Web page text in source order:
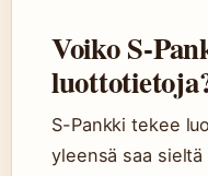
Voiko S-
S-Pankki tekee
yleensä saa sieltä